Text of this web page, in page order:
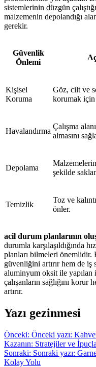
sistemlerinin düzgün
malzemenin depolandığı
gerekir.
Güvenlik
Önlemi
Kişisel
Koruma
Göz, cilt ve
korumak için
Havalandırma
Çalışma
almasını
Depolama
şekilde
Temizlik
Toz ve
önler.
acil durum planlarının
durumla karşılaşıldığında
planları bilmeleri önemlidir.
güvenliğini artırır hem de
aluminyum oksit ile yapılan
çalışanların sağlığını
artırır.
Yazı gezinmesi
Önceki: Önceki yazı:
Kazanın: Stratejiler ve
Sonraki: Sonraki yazı:
Kolay Yolu